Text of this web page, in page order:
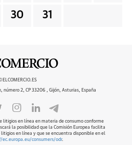
30 31
número 2, CP 33206 , Gijón, Asturias, España
litigios en línea en materia de consumo conforme
la posibilidad que la Comisión Europea facilita
en línea y que se encuentra disponible en el
ec.europa.eu/consumers/odr.